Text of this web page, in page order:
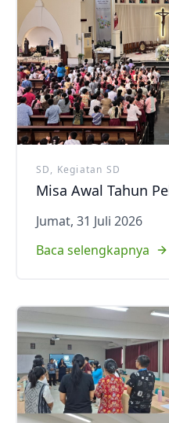
SD, Kegiatan SD
Misa Awal Tahun
Jumat, 31 Juli 2026
Baca selengkapnya